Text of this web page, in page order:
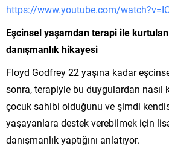
https://www.youtube.com/
Eşcinsel yaşamdan terapi ile
danışmanlık hikayesi
Floyd Godfrey 22 yaşına kadar
sonra, terapiyle bu duygulardan nasıl
çocuk sahibi olduğunu ve şimdi
yaşayanlara destek verebilmek için
danışmanlık yaptığını anlatıyor.